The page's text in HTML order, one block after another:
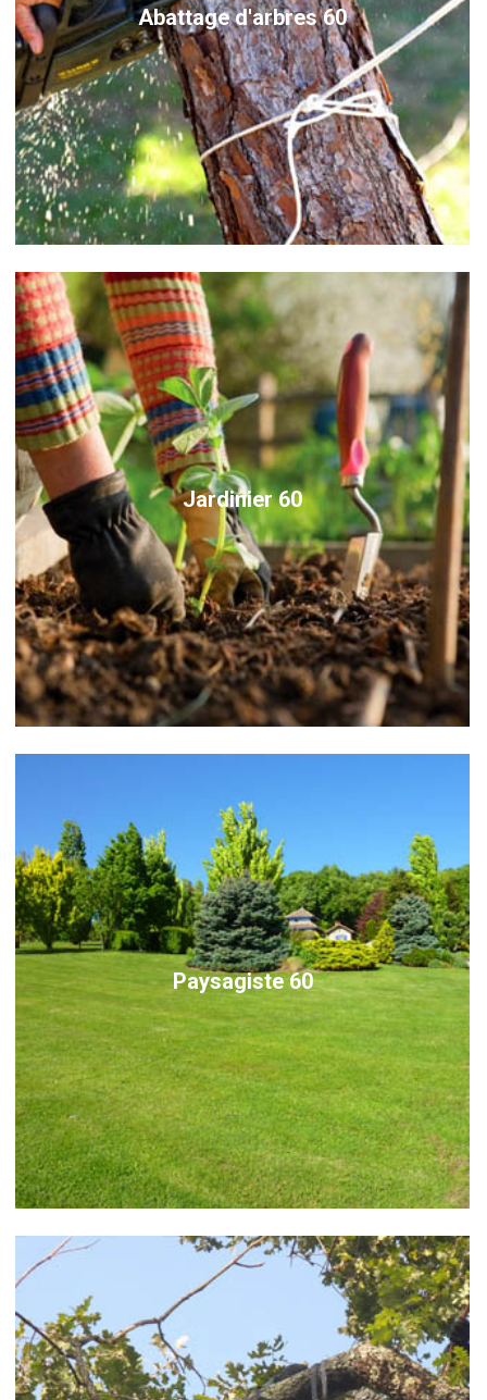
Abattage d'arbres 60
Jardinier 60
Paysagiste 60